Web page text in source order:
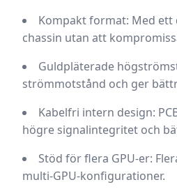
Kompakt format: Med ett
chassin utan att
Guldpläterade
strömmotstånd och ger
Kabelfri intern design:
högre signalintegritet och
Stöd för flera GPU-er:
multi-GPU-konfigurationer.